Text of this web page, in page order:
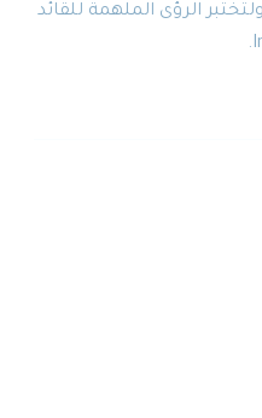
الرؤى الملهمة للقائد